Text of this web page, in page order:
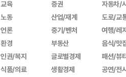
교육
노동
언론
환경
인권/복지
식품/의료
증권
산업/재계
중기/벤처
부동산
글로벌경제
생활경제
자동차/
도로/교
여행/레
음식/맛
패션/뷰
공연/전